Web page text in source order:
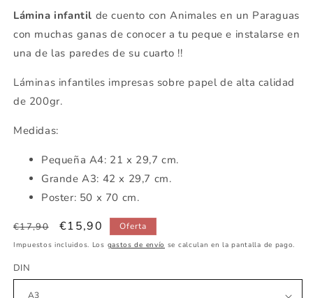
Lámina infantil de cuento con Animales en un Paraguas
con muchas ganas de conocer a tu peque e instalarse en
una de las paredes de su cuarto !!
Láminas infantiles impresas sobre papel de alta calidad
de 200gr.
Medidas:
Pequeña A4: 21 x 29,7 cm.
Grande A3: 42 x 29,7 cm.
Poster: 50 x 70 cm.
Precio
habitual
€17,90
Precio
de
€15,90 Oferta
Impuestos incluidos. Los gastos de envío se calculan en la pantalla de pago.
DIN